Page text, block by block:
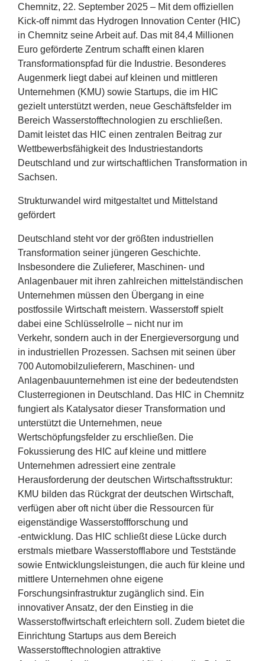
Chemnitz, 22. September 2025 – Mit dem offiziellen
Kick-off nimmt das Hydrogen Innovation Center (HIC)
in Chemnitz seine Arbeit auf. Das mit84,4 Millionen
Euro geförderte Zentrum schafft einen klaren
Transformationspfad für die Industrie. Besonderes
Augenmerk liegt dabei auf kleinen und mittleren
Unternehmen (KMU) sowie Startups, die im HIC
gezielt unterstützt werden, neue Geschäftsfelder im
Bereich Wasserstofftechnologien zu erschließen.
Damit leistet das HIC einen zentralen Beitrag zur
Wettbewerbsfähigkeit des Industriestandorts
Deutschland und zur wirtschaftlichen Transformation in
Sachsen.
Strukturwandel wird mitgestaltet und Mittelstand
gefördert
Deutschland steht vor der größten industriellen
Transformation seiner jüngeren Geschichte.
Insbesondere die Zulieferer, Maschinen- und
Anlagenbauer mit ihren zahlreichen mittelständischen
Unternehmen müssen den Übergang in eine
postfossile Wirtschaft meistern. Wasserstoff spielt
dabei eine Schlüsselrolle – nicht nur im
Verkehr, sondern auch in der Energieversorgung und
in industriellen Prozessen. Sachsen mit seinen über
700Automobilzulieferern, Maschinen- und
Anlagenbauunternehmen ist eine der bedeutendsten
Clusterregionen in Deutschland. Das HIC in Chemnitz
fungiert als Katalysator dieser Transformation und
unterstützt die Unternehmen, neue
Wertschöpfungsfelder zu erschließen. Die
Fokussierung des HIC auf kleine und mittlere
Unternehmen adressiert eine zentrale
Herausforderung der deutschen Wirtschaftsstruktur:
KMU bilden das Rückgrat der deutschen Wirtschaft,
verfügen aber oft nicht über die Ressourcen für
eigenständige Wasserstoffforschung und
-entwicklung. Das HIC schließt diese Lücke durch
erstmals mietbare Wasserstofflabore und Teststände
sowie Entwicklungsleistungen, die auch für kleine und
mittlere Unternehmen ohne eigene
Forschungsinfrastruktur zugänglich sind. Ein
innovativer Ansatz, der den Einstieg in die
Wasserstoffwirtschaft erleichtern soll. Zudem bietet die
Einrichtung Startups aus dem Bereich
Wasserstofftechnologien attraktive